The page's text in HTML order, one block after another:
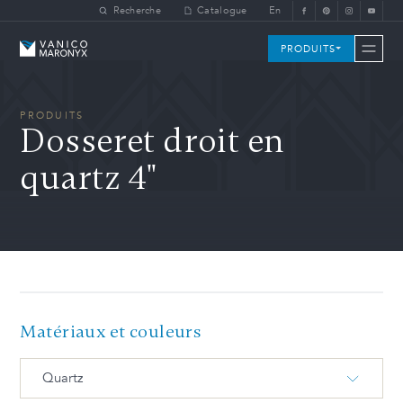
Skip to main contentRecherche Catalogue En
Vanico-Maronyx PRODUITS
PRODUITS
Dosseret droit en
quartz 4"
Matériaux et couleurs
Quartz